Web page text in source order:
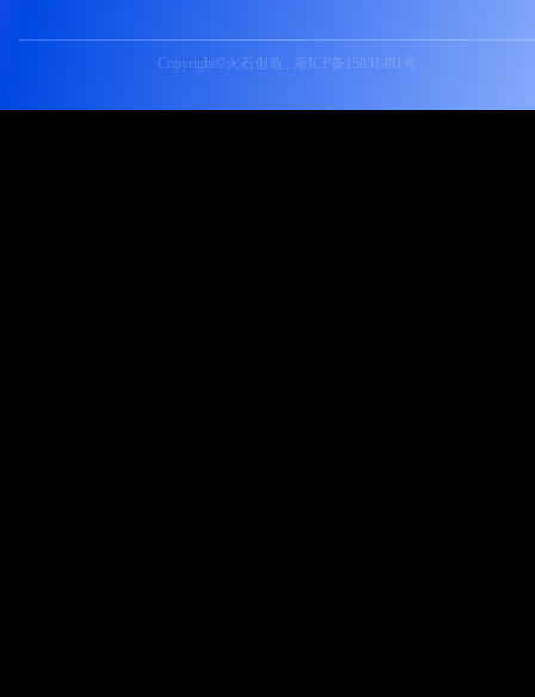
Copyright©火石创造 . 浙ICP备15031491号